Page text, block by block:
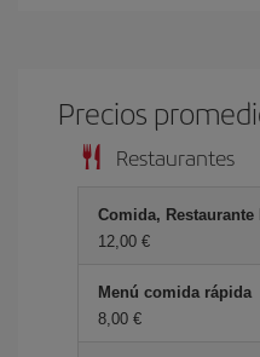
Precios
Restaurantes
Comida, Restaurante
12,00 €
Menú comida rápida
8,00 €